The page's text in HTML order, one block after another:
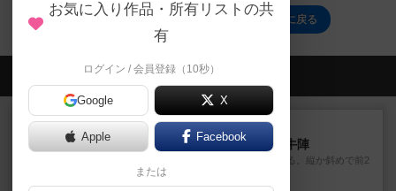
ハイサイゴーヤーハブシーサーのトップに戻る
会員の新しい投稿
レビュー
ファイアー・ブルズ / 火牛陣
火牛を引き連れて敵を殲滅させる。縦か斜めで前2
列まで攻撃できるが、自分...
8分前by うらまこ
お気に入り作品・所有リストの共
有
ログイン / 会員登録（10秒）
Google X
Apple Facebook
または